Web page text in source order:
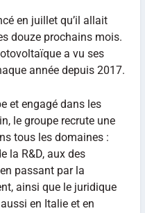
en juillet qu’il allait
douze prochains mois.
a vu ses
année depuis 2017.
et engagé dans les
le groupe recrute une
tous les domaines :
la R&D, aux des
passant par la
ainsi que le juridique
en Italie et en